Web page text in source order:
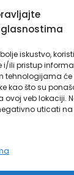
iskustvo,
i/ili pristup
tehnologijama
kao što su
ovoj veb lokaciji.
uticati na
Grad